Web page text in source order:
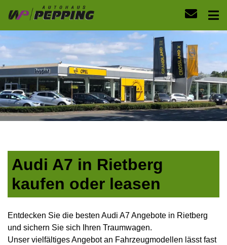
Audi A7 in Rietberg
kaufen oder leasen
Entdecken Sie die besten Audi A7 Angebote in Rietberg
und sichern Sie sich Ihren Traumwagen.
Unser vielfältiges Angebot an Fahrzeugmodellen lässt fast